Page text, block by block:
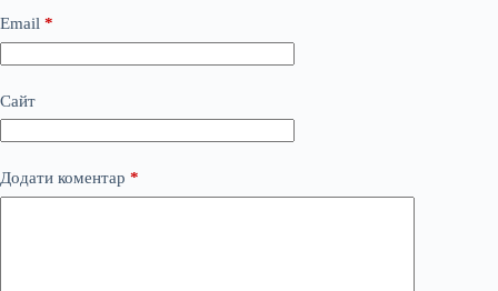
Email *
Сайт
Додати коментар *